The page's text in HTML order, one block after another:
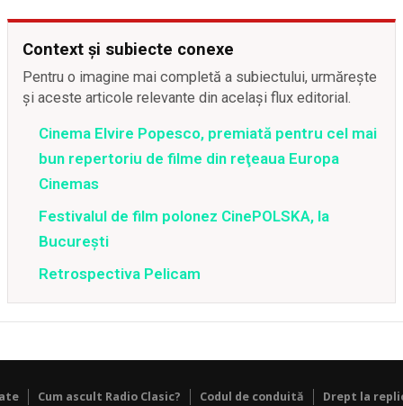
Context și subiecte conexe
Pentru o imagine mai completă a subiectului, urmărește
și aceste articole relevante din același flux editorial.
Cinema Elvire Popesco, premiată pentru cel mai
bun repertoriu de filme din reţeaua Europa
Cinemas
Festivalul de film polonez CinePOLSKA, la
București
Retrospectiva Pelicam
Cum ascult Radio Clasic? Codul de conduită Drept la